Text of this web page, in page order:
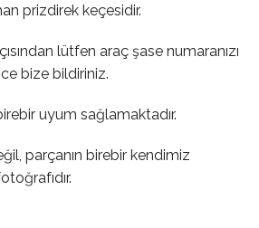
prizdirek keçesidir.
lütfen araç şase numaranızı
bize bildiriniz.
uyum sağlamaktadır.
parçanın birebir kendimiz